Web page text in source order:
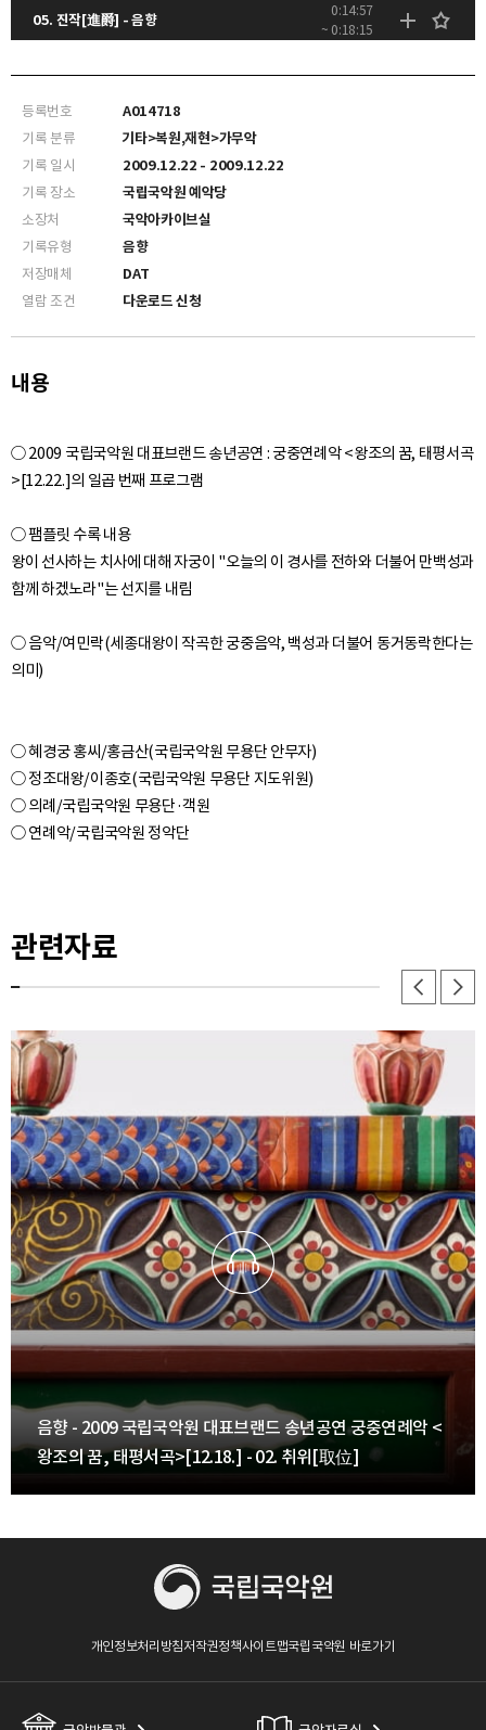
05. 진작[進爵] - 음향
0:14:57
~ 0:18:15
0:18:16
07. 거작[擧爵] - 음향
09. 첫째 잔[第一爵] - 음향
10. 둘째 잔[第二爵] - 음향
11. 셋째 잔[第三爵] - 음향
~ 0:52:12
13. 후례[後禮] - 음향
14. 예필[禮畢] - 음향
1:04:33
등록번호
A014718
기록 분류
기타>복원,재현>가무악
기록 일시
2009.12.22 - 2009.12.22
기록 장소
국립국악원 예악당
소장처
국악아카이브실
기록유형
음향
저장매체
DAT
열람 조건
다운로드 신청
내용
○ 2009 국립국악원 대표브랜드 송년공연 : 궁중연례악 <왕조의 꿈, 태평서곡
>[12.22.]의 일곱 번째 프로그램
○ 팸플릿 수록 내용
왕이 선사하는 치사에 대해 자궁이 "오늘의 이 경사를 전하와 더불어 만백성과
함께 하겠노라"는 선지를 내림
○ 음악/여민락(세종대왕이 작곡한 궁중음악, 백성과 더불어 동거동락한다는
○ 혜경궁 홍씨/홍금산(국립국악원 무용단 안무자)
○ 정조대왕/이종호(국립국악원 무용단 지도위원)
○ 의례/국립국악원 무용단·객원
○ 연례악/국립국악원 정악단
관련자료
음향 - 2009 국립국악원 대표브랜드 송년공연 궁중연례악 <
왕조의 꿈, 태평서곡>[12.18.] - 02. 취위[取位]
개인정보처리방침저작권정책사이트맵국립국악원 바로가기